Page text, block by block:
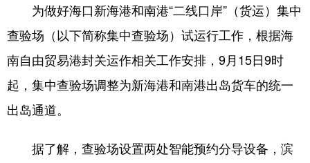
为做好海口新海港和南港“二线口岸”（货运）集中
查验场（以下简称集中查验场）试运行工作，根据海
南自由贸易港封关运作相关工作安排，9月15日9时
起，集中查验场调整为新海港和南港出岛货车的统一
出岛通道。
据了解，查验场设置两处智能预约分导设备，滨